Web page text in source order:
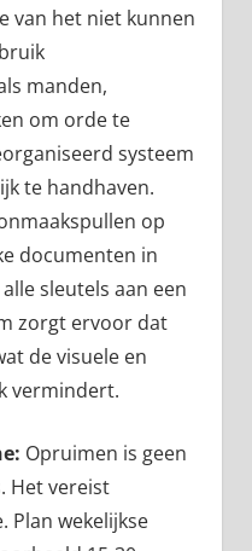
van het niet kunnen
manden,
om orde te
systeem
te handhaven.
op
documenten in
sleutels aan een
zorgt ervoor dat
de visuele en
vermindert.
Opruimen is geen
Het vereist
Plan wekelijkse